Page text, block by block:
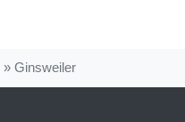
» Ginsweiler